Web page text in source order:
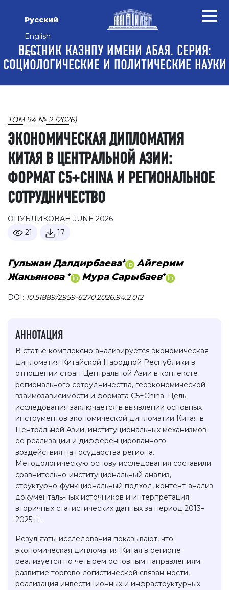
Русский
English
Қазақ
ВЕСТНИК КАЗНПУ ИМЕНИ АБАЯ. СЕРИЯ:
СОЦИОЛОГИЧЕСКИЕ И ПОЛИТИЧЕСКИЕ НАУКИ
ТОМ 94 № 2 (2026)
ЭКОНОМИЧЕСКАЯ ДИПЛОМАТИЯ
КИТАЯ В ЦЕНТРАЛЬНОЙ АЗИИ:
ФОРМАТ C5+CHINA И РЕГИОНАЛЬНОЕ
СОТРУДНИЧЕСТВО
ОПУБЛИКОВАН JUNE 2026
21
17
Гульжан Далдирбаева+
Айгерим
Жакьянова + Мура Сарыбаев+
DOI: 10.51889/2959-6270.2026.94.2.012
АННОТАЦИЯ
В статье комплексно анализируется экономическая
дипломатия Китайской Народной Республики в
отношении стран Центральной Азии в контексте
регионального сотрудничества, геоэкономической
взаимозависимости и формата C5+China. Цель
исследования заключается в выявлении основных
инструментов экономической дипломатии Китая в
Центральной Азии, институциональных механизмов
ее реализации и дифференцированного
воздействия на государства региона.
Методологическую основу исследования составили
сравнительно-институциональный анализ,
структурно-функциональный подход, контент-анализ
документаль-ных источников и интерпретация
вторичных статистических данных за период 2013–
2025 гг.
Результаты исследования показывают, что
экономическая дипломатия Китая в регионе
реализуется по четырем основным направлениям:
развитие торгово-логистической связан-ности,
реализация инвестиционных и инфраструктурных